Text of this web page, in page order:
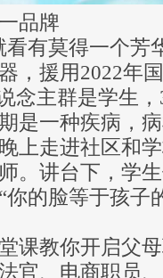
品牌
有莫得一个芳
，援用2022年
念主群是学生
是一种疾病，
上走进社区和
。讲台下，学
的脸等于孩子
课教你开启父
官、电商职员